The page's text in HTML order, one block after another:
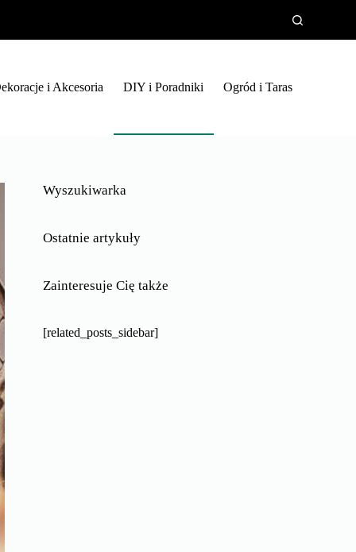
i Akcesoria DIY i Poradniki Ogród i Taras
Wyszukiwarka
Ostatnie artykuły
Zainteresuje Cię także
[related_posts_sidebar]